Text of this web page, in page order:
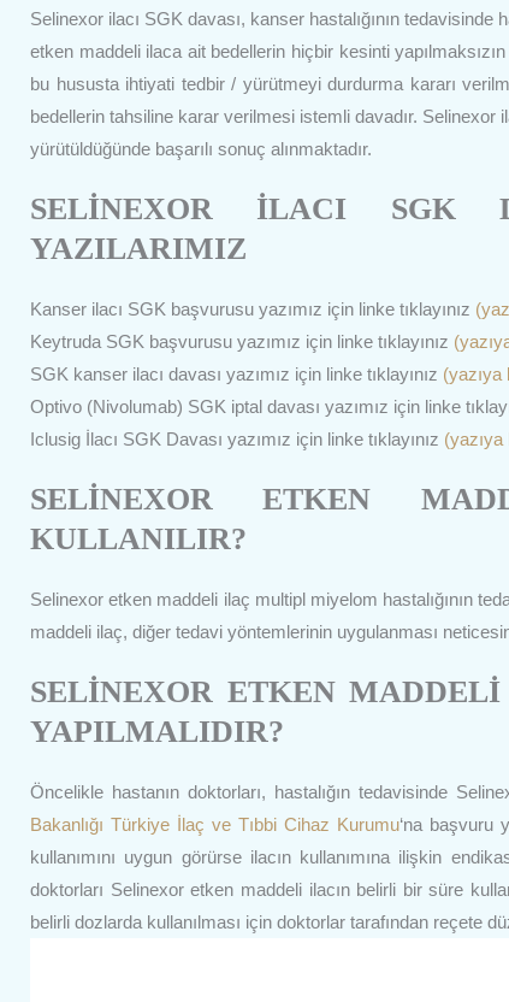
Selinexor ilacı SGK davası, kanser hastalığının
etken maddeli ilaca ait bedellerin hiçbir kesinti
bu hususta ihtiyati tedbir / yürütmeyi durdurma kararı
bedellerin tahsiline karar verilmesi istemli davadır. Selinexor
yürütüldüğünde başarılı sonuç alınmaktadır.
SELİNEXOR İLACI SGK
YAZILARIMIZ
Kanser ilacı SGK başvurusu yazımız için linke tıklayınız
Keytruda SGK başvurusu yazımız için linke tıklayınız
SGK kanser ilacı davası yazımız için linke tıklayınız (yazıya
Optivo (Nivolumab) SGK iptal davası yazımız için linke
Iclusig İlacı SGK Davası yazımız için linke tıklayınız
SELİNEXOR ETKEN
KULLANILIR?
Selinexor etken maddeli ilaç multipl miyelom hastalığının
maddeli ilaç, diğer tedavi yöntemlerinin uygulanması
SELİNEXOR ETKEN
YAPILMALIDIR?
Öncelikle hastanın doktorları, hastalığın tedavisinde
Bakanlığı Türkiye İlaç ve Tıbbi Cihaz Kurumu‘na başvuru
kullanımını uygun görürse ilacın kullanımına ilişkin
doktorları Selinexor etken maddeli ilacın belirli bir süre
belirli dozlarda kullanılması için doktorlar tarafından reçete